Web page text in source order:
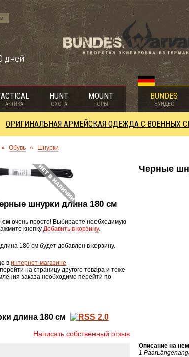
дней
ТАКТИКА
HUNT
ОХОТА
MOUNT
ГОРЫ
BUNDES
БУНДЕС
ОРИГИНАЛЬНАЯ АРМЕЙСКАЯ ОДЕЖДА С ВОЕННЫХ
» Обувь » Шнурки
шнурки длина 180 см
см очень просто! Выбираете необходимую
кнопку Добавить в корзину.
180 см будет добавлен в корзину.
в интернет-магазине
на страницу другого товара и тоже
заказа необходимо перейти по
длина 180 см
Написать собственный отзыв
Черные
Описание на
1